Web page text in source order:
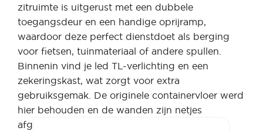
zitruimte is uitgerust met een dubbele
toegangsdeur en een handige oprijramp,
waardoor deze perfect dienstdoet als berging
voor fietsen, tuinmateriaal of andere spullen.
Binnenin vind je led TL-verlichting en een
zekeringskast, wat zorgt voor extra
gebruiksgemak. De originele containervloer werd
hier behouden en de wanden zijn netjes
afgewerkt met OSB-platen.